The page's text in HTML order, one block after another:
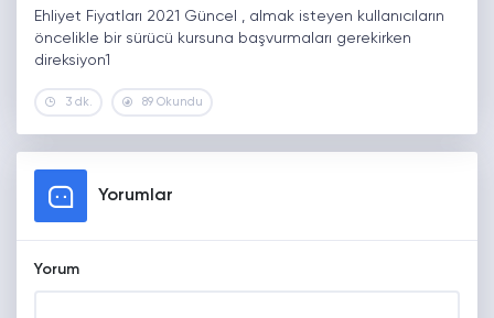
Ehliyet Fiyatları 2021 Güncel , almak isteyen kullanıcıların
öncelikle bir sürücü kursuna başvurmaları gerekirken
direksiyon1
3 dk. 89 Okundu
Yorumlar
Yorum